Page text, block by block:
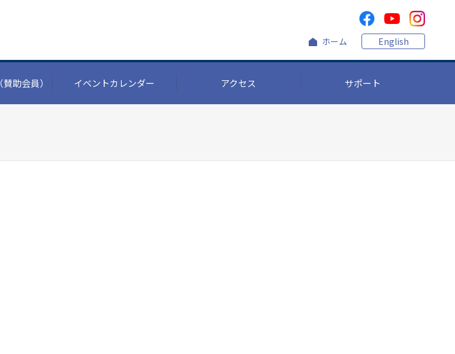
ホーム English
（賛助会員） イベントカレンダー アクセス サポート